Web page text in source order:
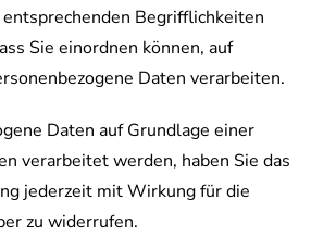
Begrifflichkeiten
Sie einordnen können, auf
Daten verarbeiten.
Daten auf Grundlage einer
verarbeitet werden, haben Sie das
jederzeit mit Wirkung für die
zu widerrufen.